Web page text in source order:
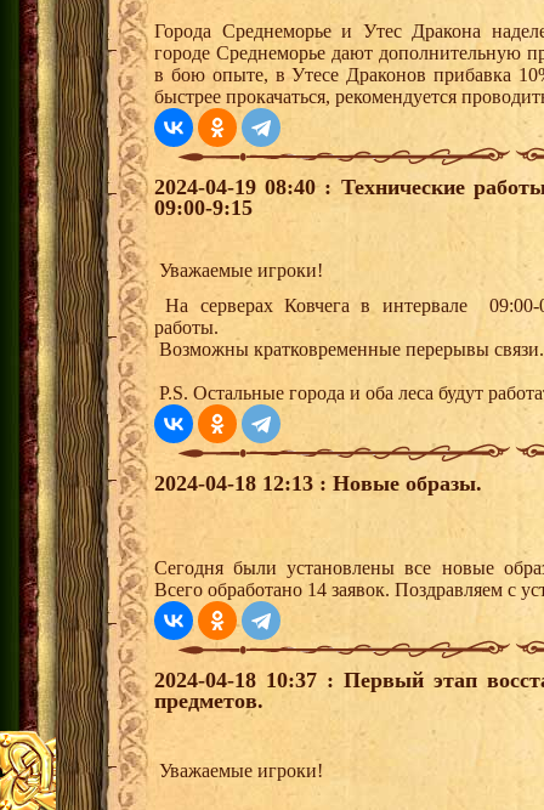
Города Среднеморье и Утес Дракона
городе Среднеморье дают дополнительную
в бою опыте, в Утесе Драконов прибавка
быстрее прокачаться, рекомендуется
2024-04-19 08:40 : Технические
09:00-9:15
Уважаемые игроки!
На серверах Ковчега в интервале 09:00-
работы.
Возможны кратковременные перерывы связи.
P.S. Остальные города и оба леса будут
2024-04-18 12:13 : Новые образы.
Сегодня были установлены все новые
Всего обработано 14 заявок. Поздравляем с
2024-04-18 10:37 : Первый этап
предметов.
Уважаемые игроки!